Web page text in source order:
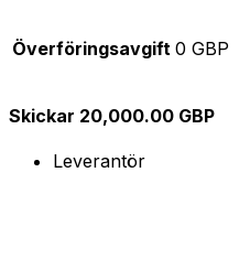
Överföringsavgift 0 GBP
Skickar 20,000.00 GBP
Leverantör